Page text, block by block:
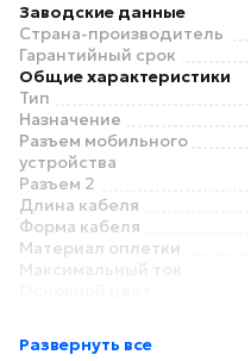
Заводские данные
Страна-производитель
Гарантийный срок
Общие характеристики
Тип
Назначение
Разъем мобильного
устройства
Разъем 2
Длина кабеля
Форма кабеля
Материал оплетки
Максимальный ток
Угловой разъем
Развернуть все